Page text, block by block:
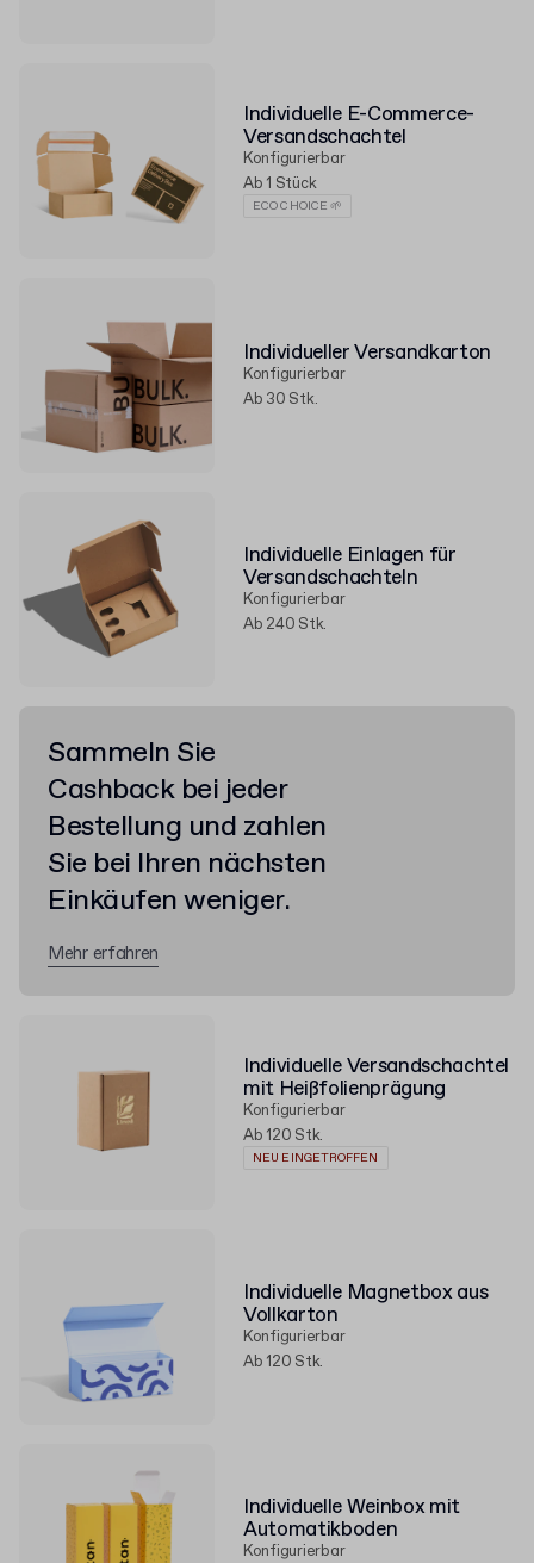
Individuelle E-Commerce-
Versandschachtel
Konfigurierbar
Ab 1 Stück
ECO CHOICE 🌱
Individueller Versandkarton
Konfigurierbar
Ab 30 Stk.
Individuelle Einlagen für
Versandschachteln
Konfigurierbar
Ab 240 Stk.
Individuelle Versandschachtel
mit Heißfolienprägung
Konfigurierbar
Ab 120 Stk.
NEU EINGETROFFEN
Individuelle Magnetbox aus
Vollkarton
Konfigurierbar
Ab 120 Stk.
Individuelle Weinbox mit
Automatikboden
Konfigurierbar
Sammeln Sie
Cashback bei jeder
Bestellung und zahlen
Sie bei Ihren nächsten
Einkäufen weniger.
Mehr erfahren